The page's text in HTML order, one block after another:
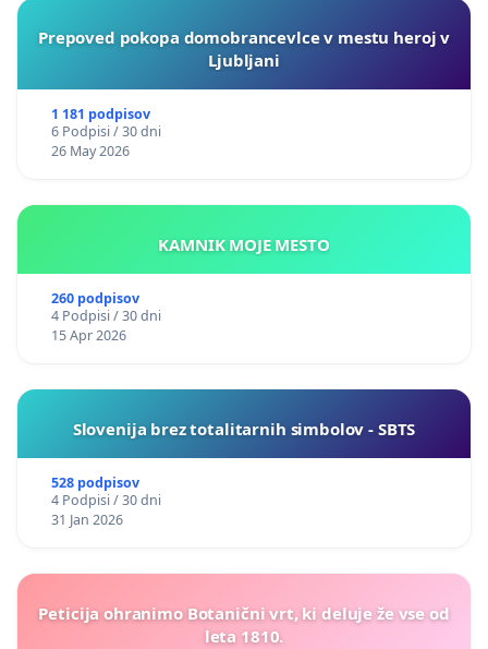
Prepoved pokopa domobrancevlce v mestu heroj v
Ljubljani
1 181 podpisov
6 Podpisi / 30 dni
26 May 2026
KAMNIK MOJE MESTO
260 podpisov
4 Podpisi / 30 dni
15 Apr 2026
Slovenija brez totalitarnih simbolov - SBTS
528 podpisov
4 Podpisi / 30 dni
31 Jan 2026
Peticija ohranimo Botanični vrt, ki deluje že vse od
leta 1810.